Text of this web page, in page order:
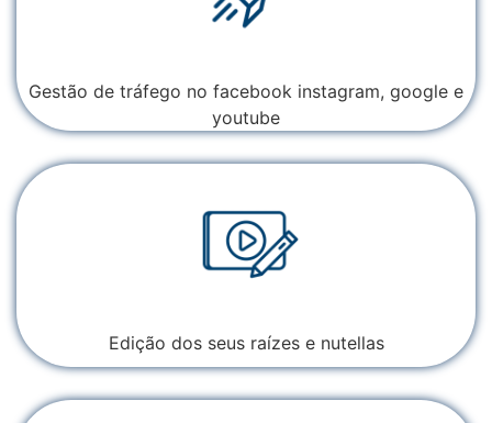
Gestão de tráfego no facebook instagram, google e
youtube
Edição dos seus raízes e nutellas